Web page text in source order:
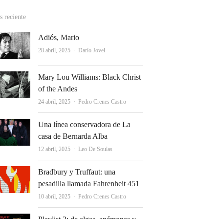
reciente
Adiós, Mario
28 abril, 2025 Autor
Darío Jovel
Mary Lou Williams: Black Christ
of the Andes
24 abril, 2025 Autor
Pedro Crenes Castro
Una línea conservadora de La
casa de Bernarda Alba
12 abril, 2025 Autor
Leo De Soulas
Bradbury y Truffaut: una
pesadilla llamada Fahrenheit 451
10 abril, 2025 Autor
Pedro Crenes Castro